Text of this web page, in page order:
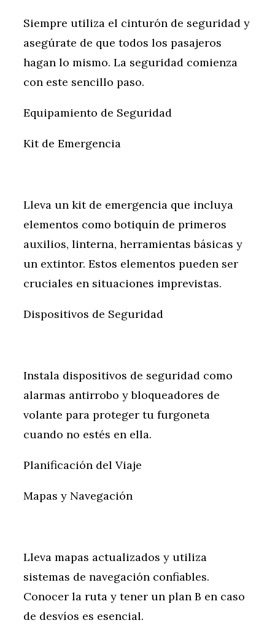
Siempre utiliza el cinturón de seguridad y
asegúrate de que todos los pasajeros
hagan lo mismo. La seguridad comienza
con este sencillo paso.
Equipamiento de Seguridad
Kit de Emergencia
Lleva un kit de emergencia que incluya
elementos como botiquín de primeros
auxilios, linterna, herramientas básicas y
un extintor. Estos elementos pueden ser
cruciales en situaciones imprevistas.
Dispositivos de Seguridad
Instala dispositivos de seguridad como
alarmas antirrobo y bloqueadores de
volante para proteger tu furgoneta
cuando no estés en ella.
Planificación del Viaje
Mapas y Navegación
Lleva mapas actualizados y utiliza
sistemas de navegación confiables.
Conocer la ruta y tener un plan B en caso
de desvíos es esencial.